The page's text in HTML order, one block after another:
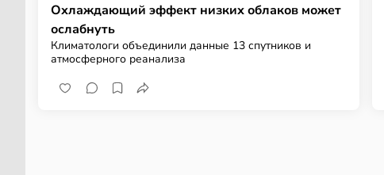
Охлаждающий эффект низких облаков может
ослабнуть
Климатологи объединили данные 13 спутников и
атмосферного реанализа